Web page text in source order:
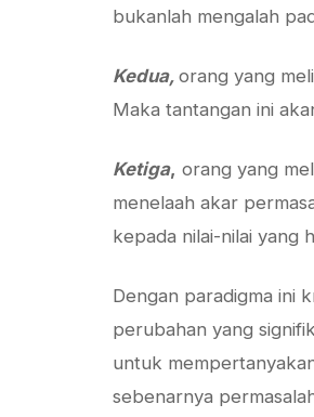
bukanlah mengalah
Kedua, orang yang
Maka tantangan ini
Ketiga, orang yang
menelaah akar
kepada nilai-nilai yang
Dengan paradigma ini
perubahan yang
untuk
sebenarnya